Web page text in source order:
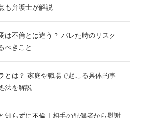
も弁護士が解説
は不倫とは違う？ バレた時のリスク
べきこと
とは？ 家庭や職場で起こる具体的事
法を解説
知らずに不倫｜相手の配偶者から慰謝